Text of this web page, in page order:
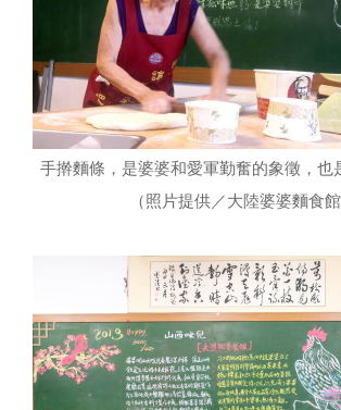
手擀麵條，是婆婆和愛軍勤奮的象徵，也
（照片提供／大陸婆婆麵食館